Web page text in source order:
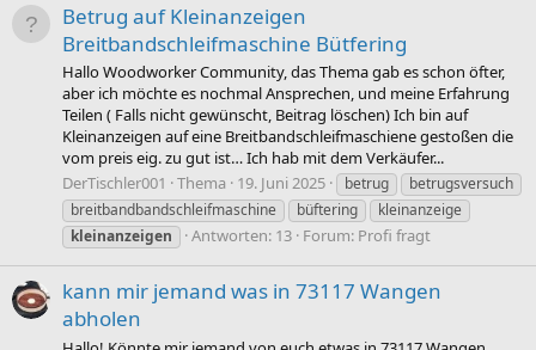
Betrug auf Kleinanzeigen
Breitbandschleifmaschine Bütfering
Hallo Woodworker Community, das Thema gab es schon öfter,
aber ich möchte es nochmal Ansprechen, und meine Erfahrung
Teilen ( Falls nicht gewünscht, Beitrag löschen) Ich bin auf
Kleinanzeigen auf eine Breitbandschleifmaschiene gestoßen die
vom preis eig. zu gut ist… Ich hab mit dem Verkäufer...
DerTischler001
Thema 19. Juni 2025 betrug
betrugsversuch
breitbandbandschleifmaschine
büftering
kleinanzeige
kleinanzeigen
Antworten: 13 Forum: Profi fragt
kann mir jemand was in 73117 Wangen
abholen